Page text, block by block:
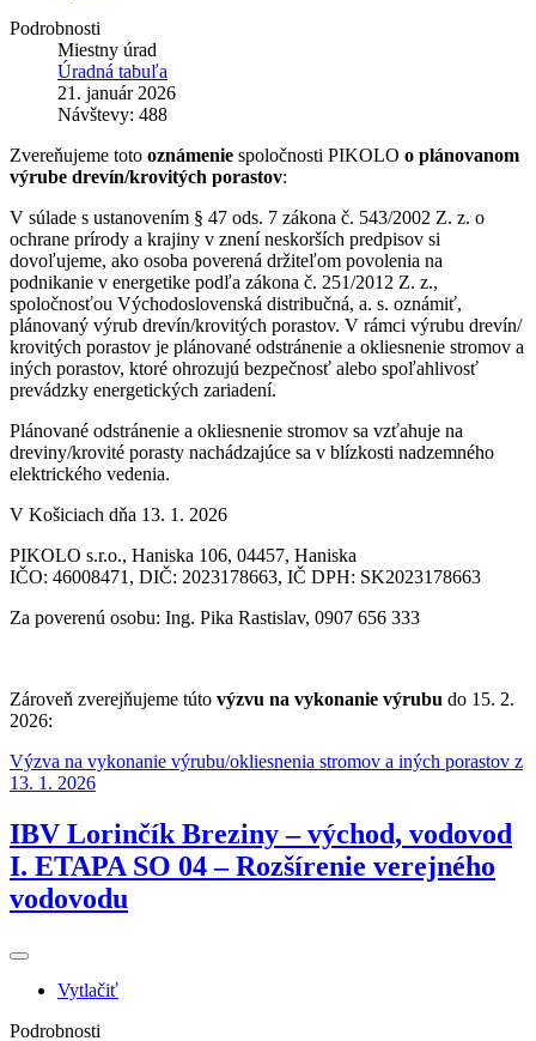
Podrobnosti
Miestny úrad
Úradná tabuľa
21. január 2026
Návštevy: 488
Zvereňujeme toto oznámenie spoločnosti PIKOLO o plánovanom
výrube drevín/krovitých porastov:
V súlade s ustanovením § 47 ods. 7 zákona č. 543/2002 Z. z. o
ochrane prírody a krajiny v znení neskorších predpisov si
dovoľujeme, ako osoba poverená držiteľom povolenia na
podnikanie v energetike podľa zákona č. 251/2012 Z. z.,
spoločnosťou Východoslovenská distribučná, a. s. oznámiť,
plánovaný výrub drevín/krovitých porastov. V rámci výrubu drevín/
krovitých porastov je plánované odstránenie a okliesnenie stromov a
iných porastov, ktoré ohrozujú bezpečnosť alebo spoľahlivosť
prevádzky energetických zariadení.
Plánované odstránenie a okliesnenie stromov sa vzťahuje na
dreviny/krovité porasty nachádzajúce sa v blízkosti nadzemného
elektrického vedenia.
V Košiciach dňa 13. 1. 2026
PIKOLO s.r.o., Haniska 106, 04457, Haniska
IČO: 46008471, DIČ: 2023178663, IČ DPH: SK2023178663
Za poverenú osobu: Ing. Pika Rastislav, 0907 656 333
Zároveň zverejňujeme túto výzvu na vykonanie výrubu do 15. 2.
2026:
Výzva na vykonanie výrubu/okliesnenia stromov a iných porastov z
13. 1. 2026
IBV Lorinčík Breziny – východ, vodovod
I. ETAPA SO 04 – Rozšírenie verejného
vodovodu
Vytlačiť
Podrobnosti